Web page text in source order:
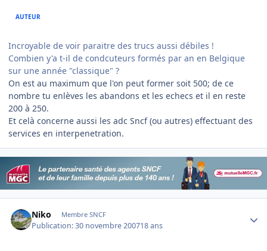
AUTEUR
Incroyable de voir paraitre des trucs aussi débiles !
Combien y'a t-il de condcuteurs formés par an en Belgique
sur une année "classique" ?
On est au maximum que l'on peut former soit 500; de ce
nombre tu enlèves les abandons et les echecs et il en reste
200 à 250.
Et celà concerne aussi les adc Sncf (ou autres) effectuant des
services en interpenetration.
Niko Membre SNCF
Publication:30 novembre 200718 ans